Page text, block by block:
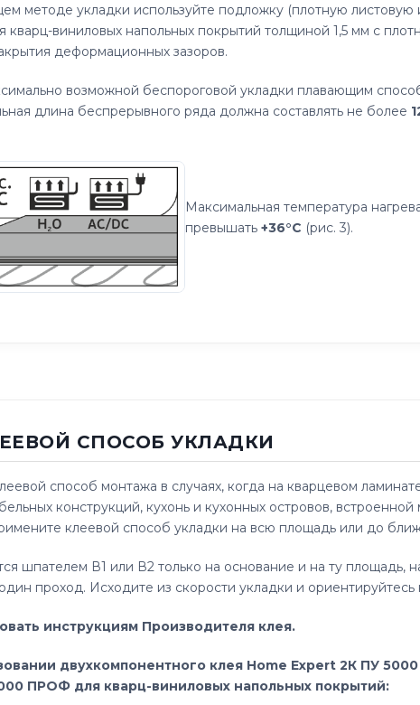
методе укладки используйте подложку (плотную
кварц-виниловых напольных покрытий толщиной 1,5 мм с
деформационных зазоров.
возможной беспороговой укладки плавающим
длина беспрерывного ряда должна составлять не более
Максимальная температура
превышать +36°C (рис. 3).
СПОСОБ УКЛАДКИ
способ монтажа в случаях, когда на кварцевом
конструкций, кухонь и кухонных островов,
клеевой способ укладки на всю площадь или до
шпателем В1 или В2 только на основание и на ту площадь,
проход. Исходите из скорости укладки и
инструкциям Производителя клея.
двухкомпонентного клея Home Expert 2К ПУ
ПРОФ для кварц-виниловых напольных покрытий: